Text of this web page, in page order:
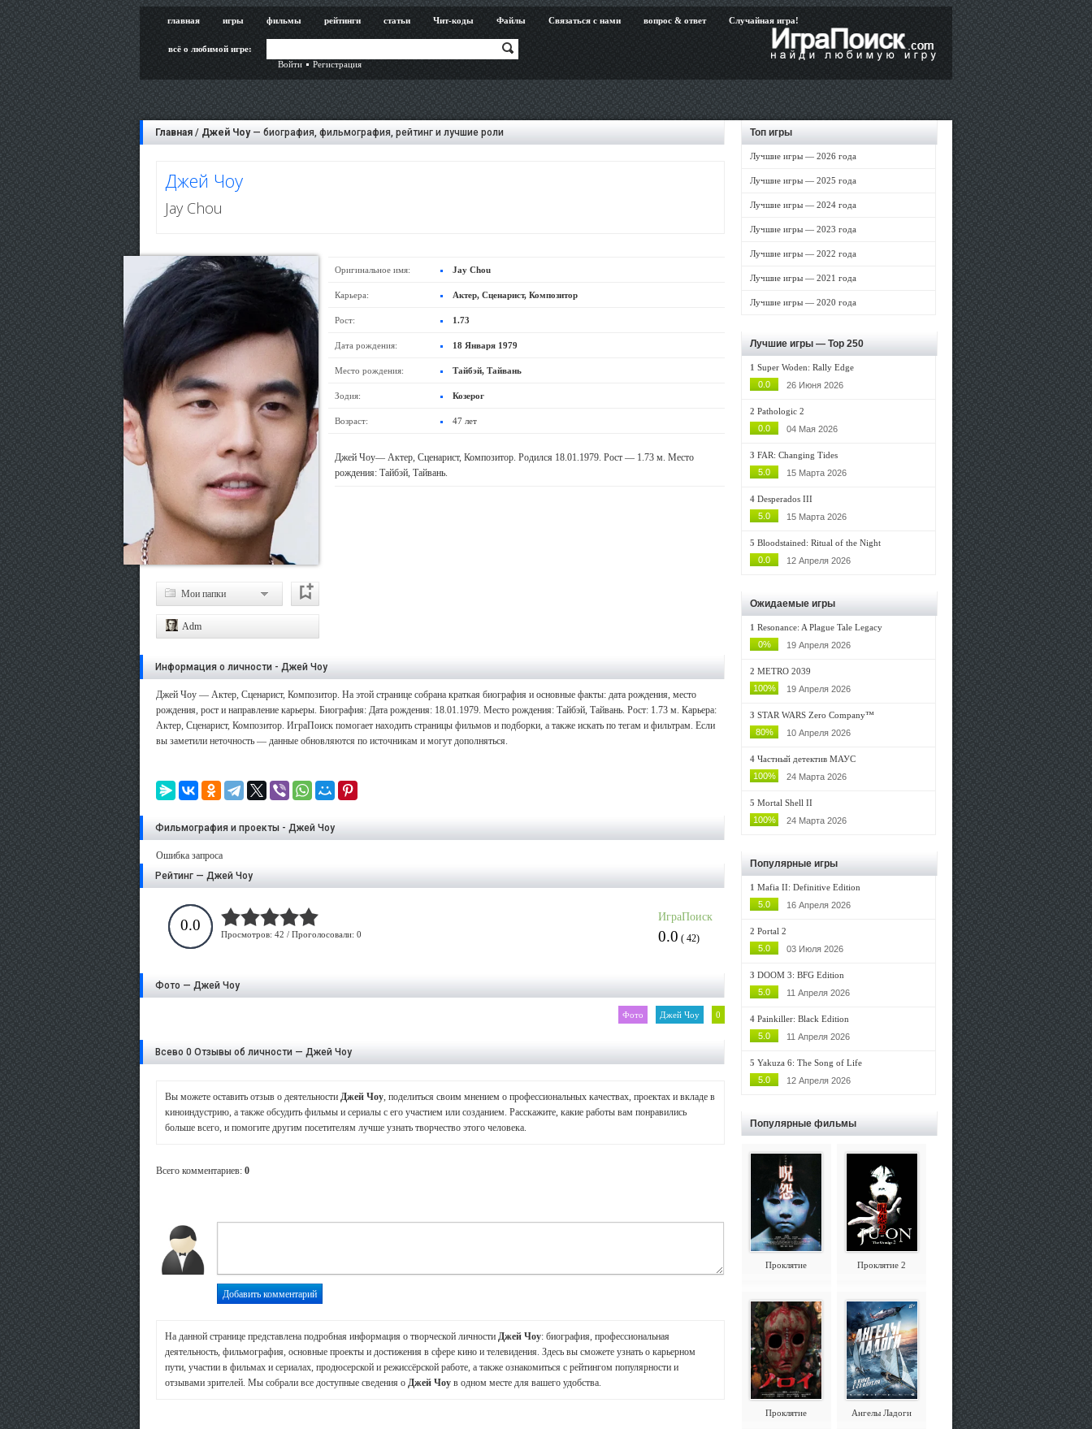
главная игры фильмы рейтинги статьи Чит-коды Файлы Связаться с нами вопрос & ответ Случайная игра!
всё о любимой игре:
Войти
Регистрация
Главная / Джей Чоу— биография, фильмография, рейтинг и лучшие роли
Джей Чоу
Jay Chou
Мои папки
Adm
Оригинальное имя: Jay Chou
Карьера: Актер, Сценарист, Композитор
Рост: 1.73
Дата рождения: 18 Января 1979
Место рождения: Тайбэй, Тайвань
Зодия: Козерог
Возраст: 47 лет
Джей Чоу— Актер, Сценарист, Композитор. Родился 18.01.1979. Рост — 1.73 м. Место
рождения: Тайбэй, Тайвань.
Информация о личности - Джей Чоу
Джей Чоу — Актер, Сценарист, Композитор. На этой странице собрана краткая биография и основные факты: дата рождения, место
рождения, рост и направление карьеры. Биография: Дата рождения: 18.01.1979. Место рождения: Тайбэй, Тайвань. Рост: 1.73 м. Карьера:
Актер, Сценарист, Композитор. ИграПоиск помогает находить страницы фильмов и подборки, а также искать по тегам и фильтрам. Если
вы заметили неточность — данные обновляются по источникам и могут дополняться.
Фильмография и проекты - Джей Чоу
Ошибка запроса
Рейтинг — Джей Чоу
0.0
Просмотров: 42 / Проголосовали: 0
ИграПоиск
0.0 ( 42)
Фото — Джей Чоу
0
Джей Чоу
Фото
Всево 0 Отзывы об личности — Джей Чоу
Вы можете оставить отзыв о деятельности Джей Чоу, поделиться своим мнением о профессиональных качествах, проектах и вкладе в
киноиндустрию, а также обсудить фильмы и сериалы с его участием или созданием. Расскажите, какие работы вам понравились
больше всего, и помогите другим посетителям лучше узнать творчество этого человека.
Всего комментариев: 0
На данной странице представлена подробная информация о творческой личности Джей Чоу: биография, профессиональная
деятельность, фильмография, основные проекты и достижения в сфере кино и телевидения. Здесь вы сможете узнать о карьерном
пути, участии в фильмах и сериалах, продюсерской и режиссёрской работе, а также ознакомиться с рейтингом популярности и
отзывами зрителей. Мы собрали все доступные сведения о Джей Чоу в одном месте для вашего удобства.
Топ игры
Лучшие игры — 2026 года
Лучшие игры — 2025 года
Лучшие игры — 2024 года
Лучшие игры — 2023 года
Лучшие игры — 2022 года
Лучшие игры — 2021 года
Лучшие игры — 2020 года
Лучшие игры — Top 250
1 Super Woden: Rally Edge
0.0
26 Июня 2026
2 Pathologic 2
0.0
04 Мая 2026
3 FAR: Changing Tides
5.0
15 Марта 2026
4 Desperados III
5.0
15 Марта 2026
5 Bloodstained: Ritual of the Night
0.0
12 Апреля 2026
Ожидаемые игры
1 Resonance: A Plague Tale Legacy
0%
19 Апреля 2026
2 METRO 2039
100%
19 Апреля 2026
3 STAR WARS Zero Company™
80%
10 Апреля 2026
4 Частный детектив МАУС
100%
24 Марта 2026
5 Mortal Shell II
100%
24 Марта 2026
Популярные игры
1 Mafia II: Definitive Edition
5.0
16 Апреля 2026
2 Portal 2
5.0
03 Июля 2026
3 DOOM 3: BFG Edition
5.0
11 Апреля 2026
4 Painkiller: Black Edition
5.0
11 Апреля 2026
5 Yakuza 6: The Song of Life
5.0
12 Апреля 2026
Популярные фильмы
Проклятие Проклятие 2
Проклятие Ангелы Ладоги